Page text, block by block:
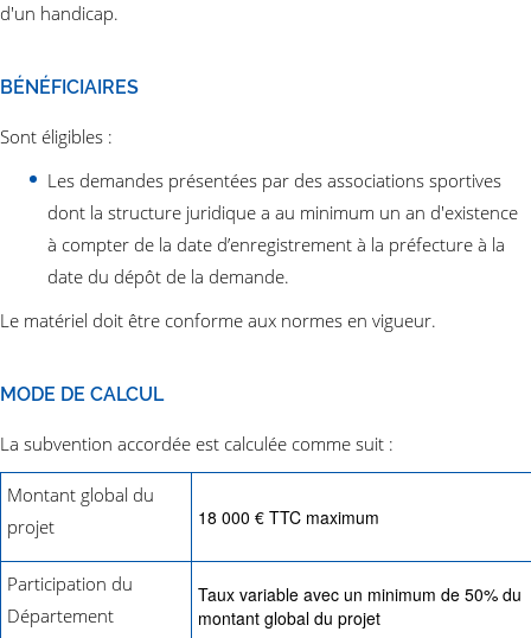
d'un handicap.
BÉNÉFICIAIRES
Sont éligibles :
Les demandes présentées par des associations sportives
dont la structure juridique a au minimum un an d'existence
à compter de la date d’enregistrement à la préfecture à la
date du dépôt de la demande.
Le matériel doit être conforme aux normes en vigueur.
MODE DE CALCUL
La subvention accordée est calculée comme suit :
Montant global du
projet
18 000 € TTC maximum
Participation du
Département
Taux variable avec un minimum de 50% du
montant global du projet